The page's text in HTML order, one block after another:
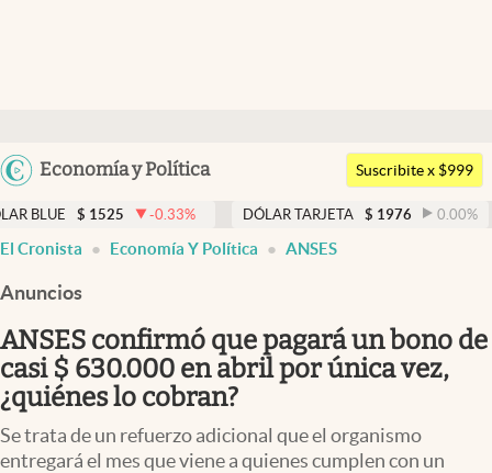
Argentina
Uruguay
Economía y Política
Members
Economía y Política
Finanzas y Mercados
Mercados Online
Negocios
Columnistas
Apertura
Suscribite x $999
-0.33% DÓLAR TARJETA $ 1976 0.00% DÓLAR MEP
El Cronista Economía Y Política ANSES
Anuncios
ANSES confirmó que pagará un bono de
casi $ 630.000 en abril por única vez,
¿quiénes lo cobran?
Se trata de un refuerzo adicional que el organismo
entregará el mes que viene a quienes cumplen con un